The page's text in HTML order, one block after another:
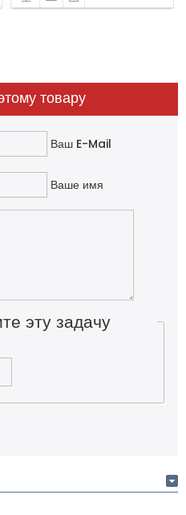
товару
Ваш E-Mail
Ваше имя
эту задачу